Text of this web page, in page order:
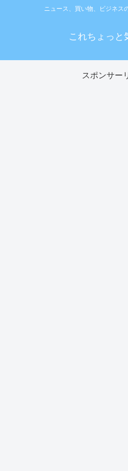
ニュース、買い物、ビジネス
これちょっと
スポンサー